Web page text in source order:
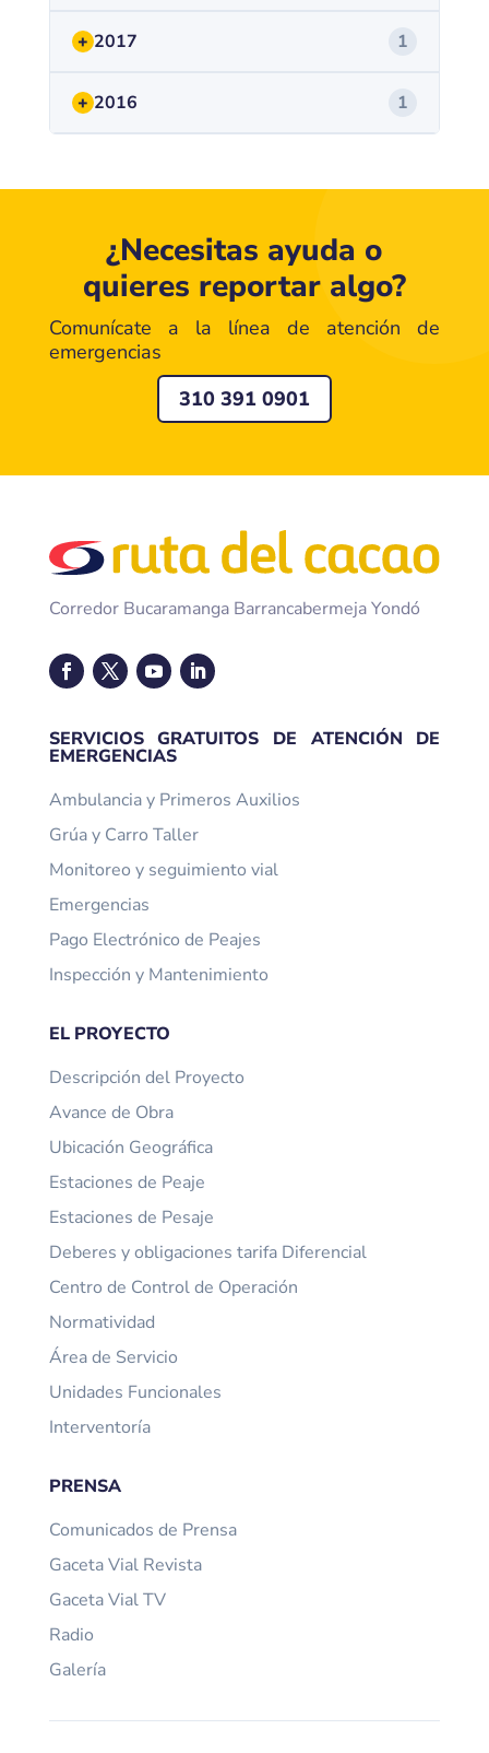
+ 2017 1
+ 2016 1
¿Necesitas ayuda o
quieres reportar algo?
Comunícate a la línea de atención de
emergencias
310 391 0901
Corredor Bucaramanga Barrancabermeja Yondó
SERVICIOS GRATUITOS DE ATENCIÓN DE
EMERGENCIAS
Ambulancia y Primeros Auxilios
Grúa y Carro Taller
Monitoreo y seguimiento vial
Emergencias
Pago Electrónico de Peajes
Inspección y Mantenimiento
EL PROYECTO
Descripción del Proyecto
Avance de Obra
Ubicación Geográfica
Estaciones de Peaje
Estaciones de Pesaje
Deberes y obligaciones tarifa Diferencial
Centro de Control de Operación
Normatividad
Área de Servicio
Unidades Funcionales
Interventoría
PRENSA
Comunicados de Prensa
Gaceta Vial Revista
Gaceta Vial TV
Radio
Galería